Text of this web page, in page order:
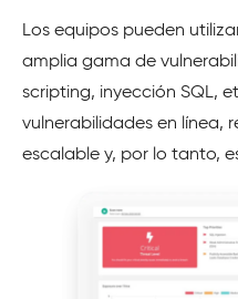
Los equipos pueden
amplia gama de
scripting, inyección SQL,
vulnerabilidades en línea,
escalable y, por lo tanto,